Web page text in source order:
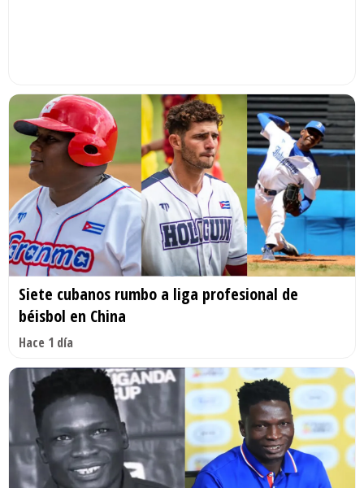
Siete cubanos rumbo a liga profesional de
béisbol en China
Hace 1 día